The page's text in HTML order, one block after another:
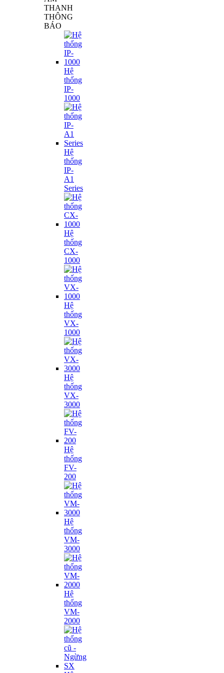
THANH
THÔNG
BÁO
Hệ
thống
IP-
1000
Hệ
thống
IP-
A1
Series
Hệ
thống
CX-
1000
Hệ
thống
VX-
1000
Hệ
thống
VX-
3000
Hệ
thống
FV-
200
Hệ
thống
VM-
3000
Hệ
thống
VM-
2000